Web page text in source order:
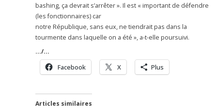
bashing, ça devrait s’arrêter ». Il est « important de défendre
(les fonctionnaires) car
notre République, sans eux, ne tiendrait pas dans la
tourmente dans laquelle on a été », a-t-elle poursuivi.
…/…
Facebook X Plus
Articles similaires